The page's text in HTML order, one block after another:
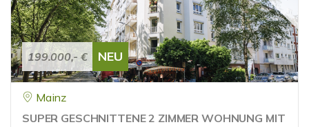
199.000,- € NEU
Mainz
SUPER GESCHNITTENE 2 ZIMMER WOHNUNG MIT